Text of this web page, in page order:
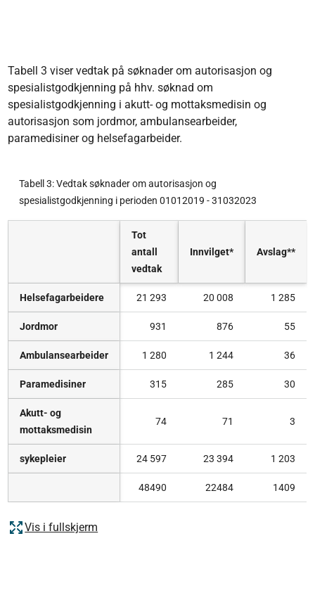
Tabell 3 viser vedtak på søknader om autorisasjon og
spesialistgodkjenning på hhv. søknad om
spesialistgodkjenning i akutt- og mottaksmedisin og
autorisasjon som jordmor, ambulansearbeider,
paramedisiner og helsefagarbeider.
Tabell 3: Vedtak søknader om autorisasjon og
spesialistgodkjenning i perioden 01012019 - 31032023
Tot
antall
vedtak
Innvilget* Avslag**
Helsefagarbeidere 21 293 20 008 1 285
Jordmor 931 876 55
Ambulansearbeider 1 280 1 244 36
Paramedisiner 315 285 30
Akutt- og
mottaksmedisin
74 71 3
sykepleier 24 597 23 394 1 203
48490 22484 1409
Vis i fullskjerm